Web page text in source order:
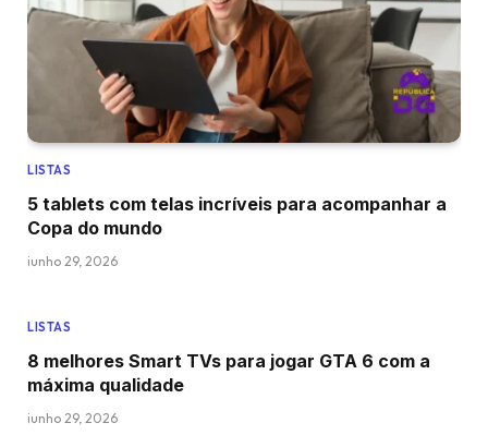
LISTAS
5 tablets com telas incríveis para acompanhar a
Copa do mundo
junho 29, 2026
LISTAS
8 melhores Smart TVs para jogar GTA 6 com a
máxima qualidade
junho 29, 2026